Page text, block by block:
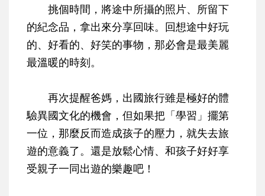
挑個時間，將途中所攝的照片、所留下
的紀念品，拿出來分享回味。回想途中好玩
的、好看的、好笑的事物，那必會是最美麗
最溫暖的時刻。
再次提醒爸媽，出國旅行雖是極好的體
驗異國文化的機會，但如果把「學習」擺第
一位，那麼反而造成孩子的壓力，就失去旅
遊的意義了。還是放鬆心情、和孩子好好享
受親子一同出遊的樂趣吧！